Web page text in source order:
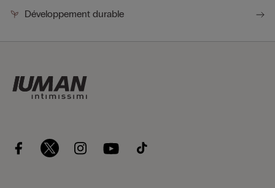
Développement durable